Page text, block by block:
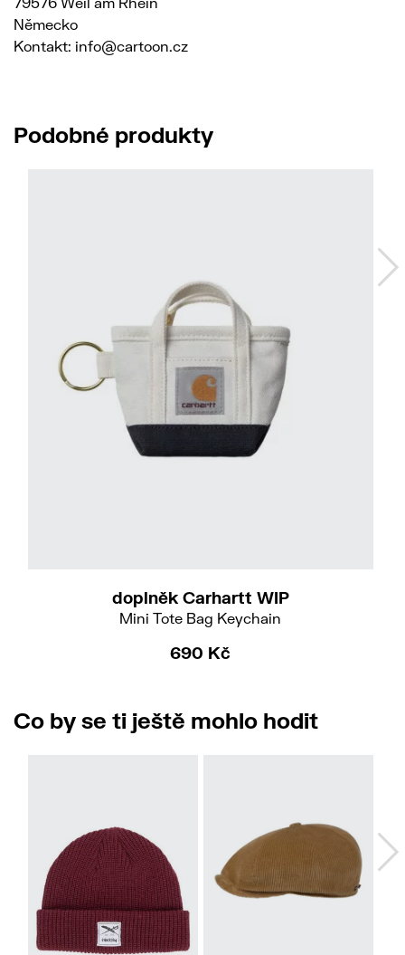
Německo
Kontakt: info@cartoon.cz
Podobné produkty
doplněk Carhartt WIP
Mini Tote Bag Keychain
690 Kč
Co by se ti ještě mohlo hodit